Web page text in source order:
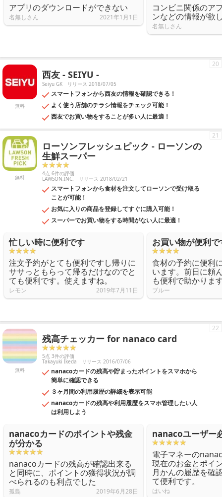
アプリのダウンロードができない
名無しさん 2021年1月1日
コンビニ関係のア
ンなどの情報が欲
名無しさん
無料
西友 - SEIYU -
Seiyu GK リリース 2018/07/05
スマートフォンから西友の情報を確認できる！
よく使う店舗のチラシ情報をチェック可能！
西友でお買い物をすることが多い人に最適！
20
無料
ローソンフレッシュピック - ローソンの
生鮮スーパー
4点 6件の評価
LAWSON,INC. リリース 2018/02/21
スマートフォンから食材を注文してローソンで受け取る
ことが可能！
お気に入りの商品を登録してすぐに購入可能！
スーパーでお買い物をする時間がない人に最適！
21
忙しい時に便利です
注文予約がとても便利ですし帰りに
ササっともらって帰るだけなのでと
ても便利です。使えますね。
レモン 2019年7月11日
お買い物が便利で
食材の予約に便利
います。前日に頼
も便利で助かりま
ブルー
無料
残高チェッカー for nanaco card
5点 3件の評価
Takayuki Ikeda リリース 2016/07/06
nanacoカードの残高や貯まったポイントをスマホから
簡単に確認できる
３ヶ月間の利用履歴の詳細を表示可能
nanacoカードの残高や利用履歴をスマホ管理したい人
は利用しよう
22
nanacoカードのポイントや残金
が分かる
nanacoカードの残高が確認出来る
と同時に、ポイントの獲得状況が調
べられるのも利点でした
孤島 2019年6月28日
nanacoユーザー
電子マネーの
現在のお金とポイ
月かんの履歴を確
て便利です。
はいね